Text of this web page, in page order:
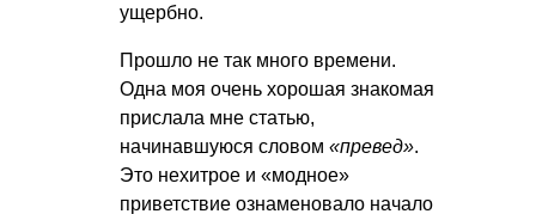
ущербно.
Прошло не так много времени.
Одна моя очень хорошая знакомая
прислала мне статью,
начинавшуюся словом «превед».
Это нехитрое и «модное»
приветствие ознаменовало начало